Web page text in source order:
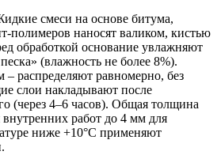
смеси на основе битума,
полимеров наносят валиком, кистью
обработкой основание увлажняют
(влажность не более 8%).
распределяют равномерно, без
слои накладывают после
(через 4–6 часов). Общая толщина
работ до 4 мм для
ниже +10°С применяют